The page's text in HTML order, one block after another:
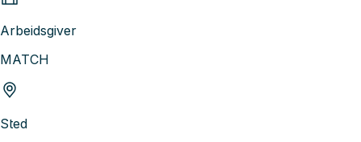
Arbeidsgiver
MATCH
Sted